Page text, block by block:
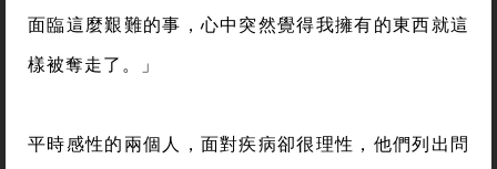
面臨這麼艱難的事，心中突然覺得我擁有的東西就這
樣被奪走了。」
平時感性的兩個人，面對疾病卻很理性，他們列出問